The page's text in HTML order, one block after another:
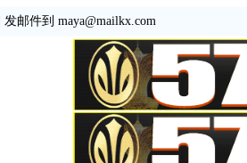
| 发邮件到 maya@mailkx.com